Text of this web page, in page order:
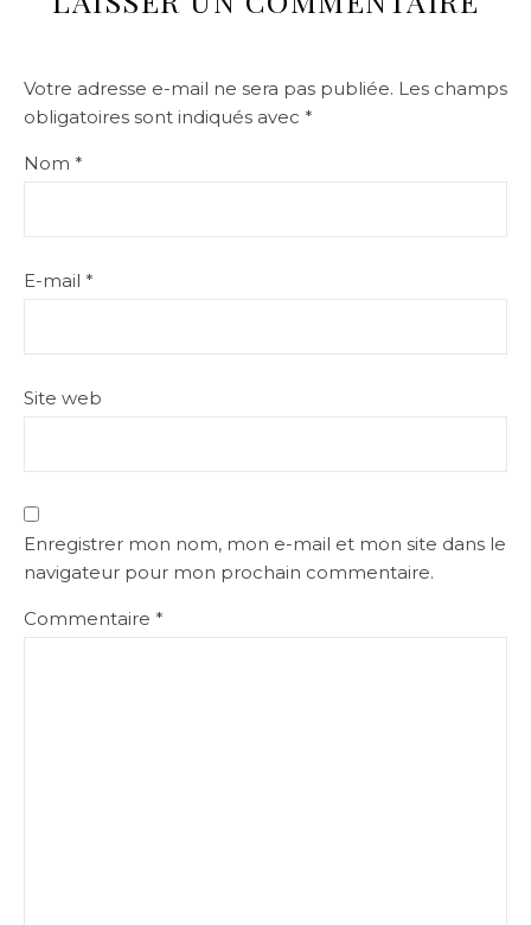
Votre adresse e-mail ne sera pas publiée. Les champs
obligatoires sont indiqués avec *
Nom *
E-mail *
Site web
Enregistrer mon nom, mon e-mail et mon site dans le
navigateur pour mon prochain commentaire.
Commentaire *